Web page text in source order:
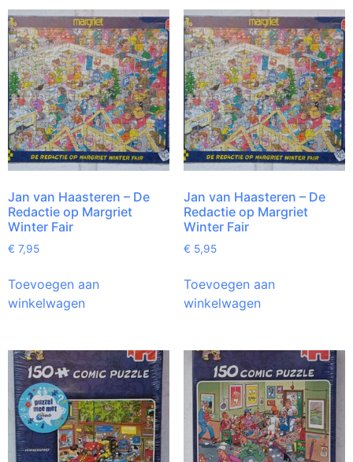
Jan van Haasteren – De
Redactie op Margriet
Winter Fair
€ 7,95
Toevoegen aan
winkelwagen
Jan van Haasteren – De
Redactie op Margriet
Winter Fair
€ 5,95
Toevoegen aan
winkelwagen